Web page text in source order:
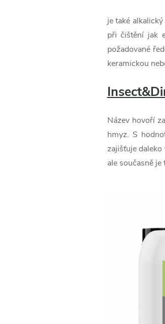
je také
při čištění jak
požadované
keramickou
Název hovoří
hmyz. S
zajišťuje
ale současně